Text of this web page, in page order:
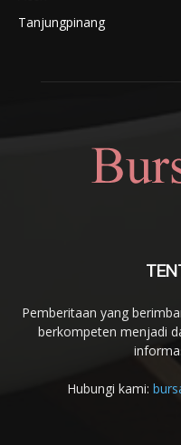
Tanjungpinang
Pemberitaan yang
berkompeten menjadi
Hubungi kami: